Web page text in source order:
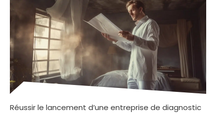
Réussir le lancement d’une entreprise de diagnostic